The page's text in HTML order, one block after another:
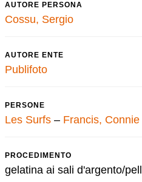
AUTORE PERSONA
Cossu, Sergio
AUTORE ENTE
Publifoto
PERSONE
Les Surfs – Francis, Connie
PROCEDIMENTO
gelatina ai sali d'argento/